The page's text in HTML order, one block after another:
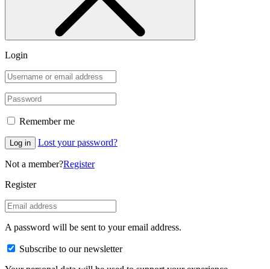
Login
Remember me
Log in Lost your password?
Not a member?Register
Register
A password will be sent to your email address.
Subscribe to our newsletter